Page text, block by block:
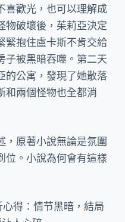
喜歡光，也可以理解成
物破壞後，茱莉亞決定
緊抱住盧卡斯不肯交給
子被黑暗吞噬。第二天
的公寓，發現了她散落
和兩個怪物也全都消
，原著小說無論是氛圍
位。小說為何會有這樣